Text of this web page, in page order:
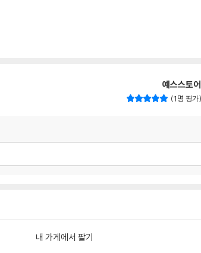
예스스토어
1명 평가
내 가게에서 팔기